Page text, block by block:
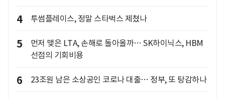
4 투썸플레이스, 정말 스타벅스 제쳤나
5
먼저 맺은 LTA, 손해로 돌아올까… SK하이닉스, HBM
선점의 기회비용
6 23조원 남은 소상공인 코로나 대출… 정부, 또 탕감하나